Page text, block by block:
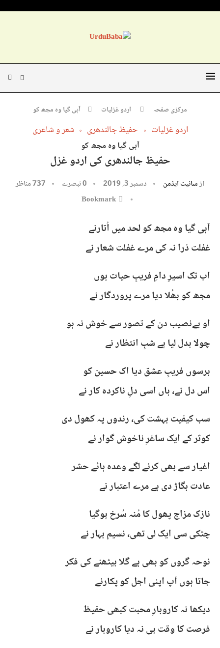
مرکزی صفحہ اردو غزلیات آہی گیا وہ مجھ کو
اردو غزلیات حفیظ جالندھری شعر و شاعری
آہی گیا وہ مجھ کو
حفیظ جالندھری کی اردو غزل
ازسائیٹ ایڈمن دسمبر 3, 2019 0 تبصرے 737مناظر
Bookmark
آہی گیا وہ مجھ کو لحد میں اُتارنے
غفلت ذرا نہ کی مرے غفلت شعار نے
اب تک اسیرِ دامِ فریبِ حیات ہوں
مجھ کو بھُلا دیا مرے پروردگار نے
او بےنصیب دن کے تصور سے خوش نہ ہو
چولا بدل لیا ہے شبِ انتظار نے
برسوں فریبِ عشق دیا اک حسین کو
اس دل نے، ہاں اسی دلِ ناکردہ کار نے
سب کیفیت بہشت کی، رندوں پہ کھول دی
کوثر کے ایک ساغرِ ناخوش گوار نے
اغیار سے بھی کرنے لگے وعدہ ہائے حشر
عادت بگاڑ دی ہے مرے اعتبار نے
نازک مزاج پھول کا مُنہ سُرخ ہوگیا
چٹکی سی ایک لی تھی، نسیم بہار نے
نوحہ گروں کو بھی ہے گلا بیٹھنے کی فکر
جاتا ہوں آپ اپنی اجل کو پکارنے
دیکھا نہ کاروبارِ محبت کبھی حفیظ
فرصت کا وقت ہی نہ دیا کاروبار نے​